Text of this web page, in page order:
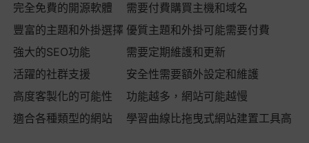
完全免費的開源軟體
需要付費購買主機和域名
豐富的主題和外掛選擇 優質主題和外掛可能需要付費
強大的SEO功能
需要定期維護和更新
活躍的社群支援
安全性需要額外設定和維護
高度客製化的可能性
功能越多，網站可能越慢
適合各種類型的網站
學習曲線比拖曳式網站建置工具高